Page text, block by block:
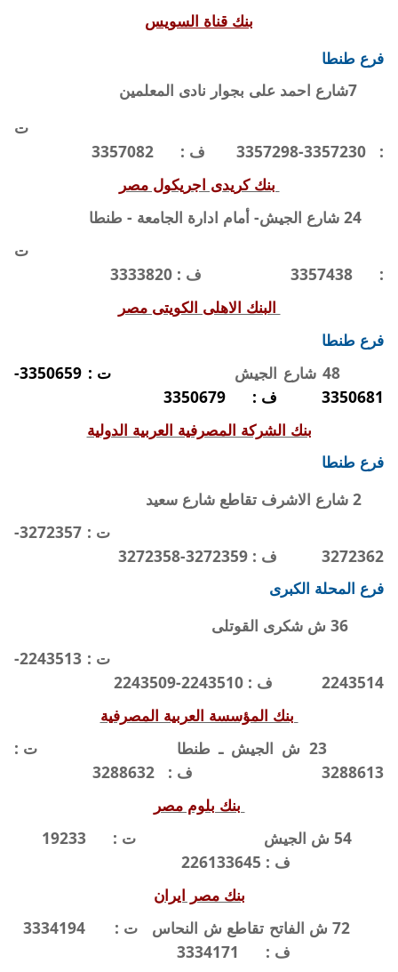
بنك قناة السويس
فرع طنطا
ت
:
3357230-3357298 ف :
3357082
بنك كريدى اجريكول مصر
ت
:
3357438
ف : 3333820
البنك الاهلى الكويتى مصر
فرع طنطا
ت : 3350659-
3350681
ف :
3350679
بنك الشركة المصرفية العربية الدولية
فرع طنطا
2 شارع الاشرف تقاطع شارع سعيد
ت : 3272357-
3272362
ف : 3272359-3272358
فرع المحلة الكبرى
36 ش شكرى القوتلى
ت : 2243513-
2243514
ف : 2243510-2243509
بنك المؤسسة العربية المصرفية
23 ش الجيش ـ طنطا
ت :
3288613
ف :
3288632
بنك بلوم مصر
ت :
19233
ف : 226133645
بنك مصر ايران
ت :
3334194
ف :
3334171